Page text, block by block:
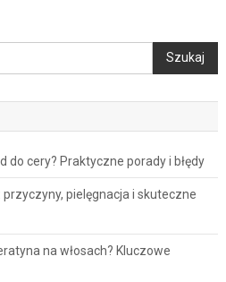
Szukaj
do cery? Praktyczne porady i błędy
pielęgnacja i skuteczne
na włosach? Kluczowe